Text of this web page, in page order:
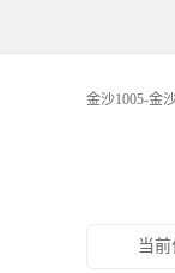
金沙1005-金
当